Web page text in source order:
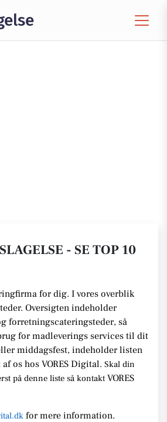
- SE TOP 10
for dig. I vores overblik
Oversigten indeholder
forretningscateringsteder, så
for madleverings services til dit
middagsfest, indeholder listen
os hos VORES Digital. Skal din
på denne liste så kontakt VORES
for mere information.